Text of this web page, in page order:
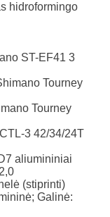
hidroformingo
ST-EF41 3
Tourney
Tourney
3 42/34/24T
aliumininiai
(stiprinti)
Galinė: